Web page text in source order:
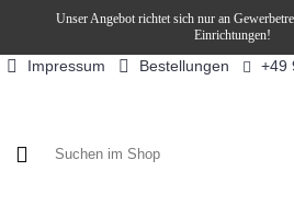
Unser Angebot richtet sich nur an
Einrichtungen!
Impressum Bestellungen +49